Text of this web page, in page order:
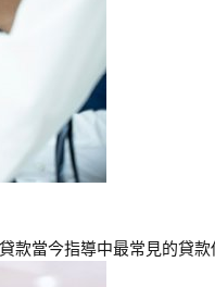
當今指導中最常見的貸